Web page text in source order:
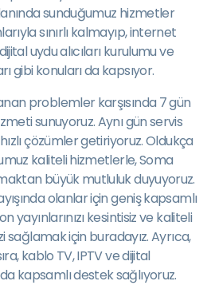
sunduğumuz hizmetler
sınırlı kalmayıp, internet
uydu alıcıları kurulumu ve
gibi konuları da kapsıyor.
problemler karşısında 7 gün
sunuyoruz. Aynı gün servis
çözümler getiriyoruz. Oldukça
kaliteli hizmetlerle, Soma
büyük mutluluk duyuyoruz.
olanlar için geniş kapsamlı
yayınlarınızı kesintisiz ve kaliteli
sağlamak için buradayız. Ayrıca,
kablo TV, IPTV ve dijital
kapsamlı destek sağlıyoruz.